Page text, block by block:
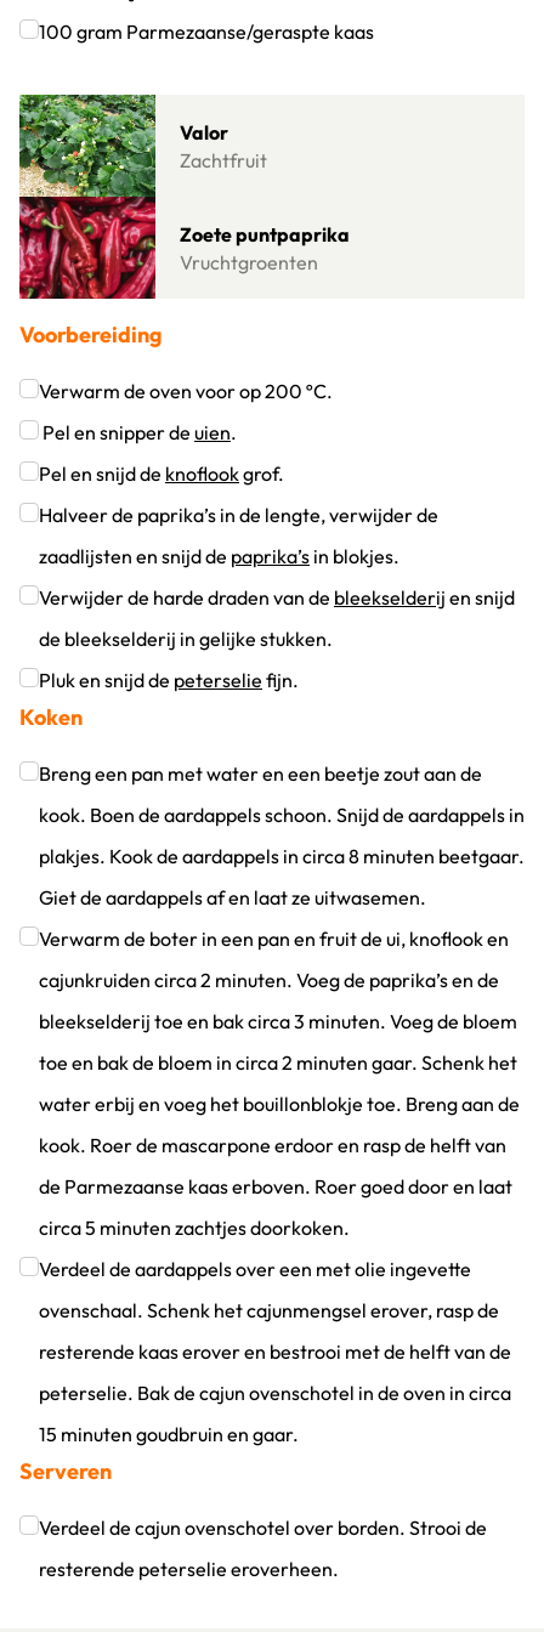
Klik om dit selectievakje aan te vinken
100 gram Parmezaanse/geraspte kaas
Valor
Zachtfruit
Lees meer over Valor
Zoete puntpaprika
Vruchtgroenten
Lees meer over Zoete puntpaprika
Voorbereiding
Verwarm de oven voor op 200 ºC.
Klik om dit selectievakje aan te vinken
Pel en snipper de uien.
Klik om dit selectievakje aan te vinken
Pel en snijd de knoflookgrof.
Klik om dit selectievakje aan te vinken
Halveer de paprika’s in de lengte, verwijder de
zaadlijsten en snijd de paprika’s in blokjes.
Klik om dit selectievakje aan te vinken
Verwijder de harde draden van de bleekselderij en snijd
de bleekselderij in gelijke stukken.
Klik om dit selectievakje aan te vinken
Pluk en snijd de peterselie fijn.
Klik om dit selectievakje aan te vinken
Koken
Breng een pan met water en een beetje zout aan de
kook. Boen de aardappels schoon. Snijd de aardappels in
plakjes. Kook de aardappels in circa 8 minuten beetgaar.
Giet de aardappels af en laat ze uitwasemen.
Klik om dit selectievakje aan te vinken
Verwarm de boter in een pan en fruit de ui, knoflook en
cajunkruiden circa 2 minuten. Voeg de paprika’s en de
bleekselderij toe en bak circa 3 minuten. Voeg de bloem
toe en bak de bloem in circa 2 minuten gaar. Schenk het
water erbij en voeg het bouillonblokje toe. Breng aan de
kook. Roer de mascarpone erdoor en rasp de helft van
de Parmezaanse kaas erboven. Roer goed door en laat
circa 5 minuten zachtjes doorkoken.
Klik om dit selectievakje aan te vinken
Verdeel de aardappels over een met olie ingevette
ovenschaal. Schenk het cajunmengsel erover, rasp de
resterende kaas erover en bestrooi met de helft van de
peterselie. Bak de cajun ovenschotel in de oven in circa
15 minuten goudbruin en gaar.
Klik om dit selectievakje aan te vinken
Serveren
Verdeel de cajun ovenschotel over borden. Strooi de
resterende peterselie eroverheen.